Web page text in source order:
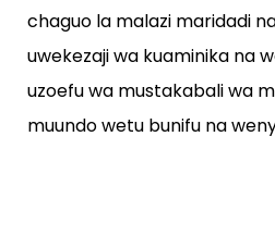
chaguo la malazi maridadi
uwekezaji wa kuaminika na
uzoefu wa mustakabali wa
muundo wetu bunifu na